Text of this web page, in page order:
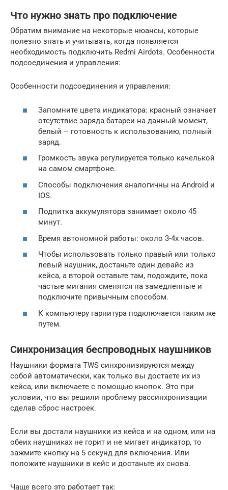
Что нужно знать про подключение
Обратим внимание на некоторые нюансы, которые
полезно знать и учитывать, когда появляется
необходимость подключить Redmi Airdots. Особенности
подсоединения и управления:
Особенности подсоединения и управления:
Запомните цвета индикатора: красный означает
отсутствие заряда батареи на данный момент,
белый – готовность к использованию, полный
заряд.
Громкость звука регулируется только качелькой
на самом смартфоне.
Способы подключения аналогичны на Android и
IOS.
Подпитка аккумулятора занимает около 45
минут.
Время автономной работы: около 3-4х часов.
Чтобы использовать только правый или только
левый наушник, достаньте один девайс из
кейса, а второй оставьте там, подождите, пока
частые мигания сменятся на замедленные и
подключите привычным способом.
К компьютеру гарнитура подключается таким же
путем.
Синхронизация беспроводных наушников
Наушники формата TWS синхронизируются между
собой автоматически, как только вы достаете их из
кейса, или включаете с помощью кнопок. Это при
условии, что вы решили проблему рассинхронизации
сделав сброс настроек.
Если вы достали наушники из кейса и на одном, или на
обеих наушниках не горит и не мигает индикатор, то
зажмите кнопку на 5 секунд для включения. Или
положите наушники в кейс и достаньте их снова.
Чаще всего это работает так: